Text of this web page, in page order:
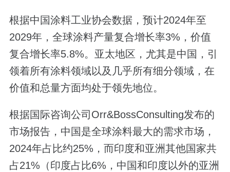
根据中国涂料工业协会数据，预计2024年至
2029年，全球涂料产量复合增长率3%，价值
复合增长率5.8%。亚太地区，尤其是中国，引
领着所有涂料领域以及几乎所有细分领域，在
价值和总量方面均处于领先地位。
根据国际咨询公司Orr&BossConsulting发布的
市场报告，中国是全球涂料最大的需求市场，
2024年占比约25%，而印度和亚洲其他国家共
占21%（印度占比6%，中国和印度以外的亚洲